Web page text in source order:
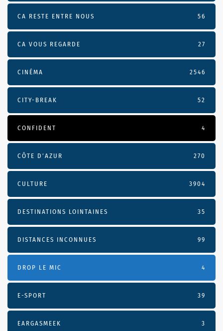
CA RESTE ENTRE NOUS 56
CA VOUS REGARDE 27
CINÉMA 2546
CITY-BREAK 52
CONFIDENT 4
CÔTE D’AZUR 270
CULTURE 3904
DESTINATIONS LOINTAINES 35
DISTANCES INCONNUES 99
DROP LE MIC 4
E-SPORT 39
EARGASMEEK 3